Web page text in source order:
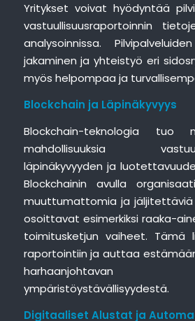
Yritykset voivat hyödyntää
vastuullisuusraportoinnin
analysoinnissa.
jakaminen ja yhteistyö eri
myös helpompaa ja
Blockchain ja Läpinäkyvyys
Blockchain-teknologia tuo
mahdollisuuksia
läpinäkyvyyden ja
Blockchainin avulla
muuttumattomia ja
osoittavat esimerkiksi raaka-
toimitusketjun vaiheet. Tämä
raportointiin ja auttaa
harhaanjohtavan
ympäristöystävällisyydestä.
Digitaaliset Alustat ja